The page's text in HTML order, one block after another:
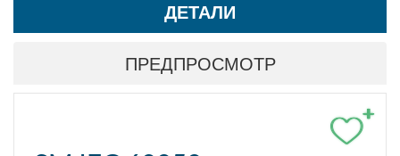
ПО ИМЕНИ И ОПИСАНИЮ
Поиск Аннулировать фильтры
ДЕТАЛИ
ПРЕДПРОСМОТР
+